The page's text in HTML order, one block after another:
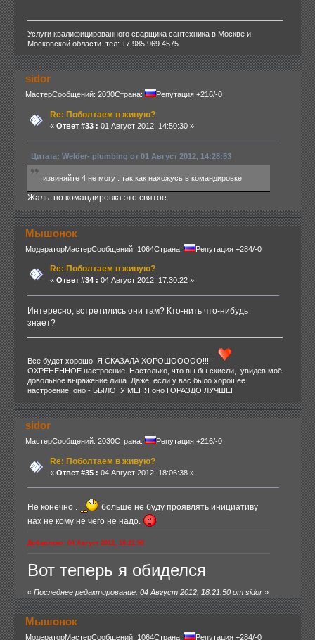
Услуги квалифицированного сварщика сантехника в Москве и
Московской области. тел: +7 985 969 4575
sidor
МастерСообщений: 2030Страна: Репутация +216/-0
Re: Поболтаем в живую?
« Ответ #33 : 01 Август 2012, 14:50:30 »
Цитата: Welder- plumbing от 01 Август 2012, 14:28:53
извиняйте 4 не могу . так как нахожусь в командировке
Жаль но командировка это святое
Мышонок
МодераторМастерСообщений: 1064Страна: Репутация +284/-0
Re: Поболтаем в живую?
« Ответ #34 : 04 Август 2012, 17:30:22 »
Интересно, встретились они там? Кто-нить что-нибудь
знает?
Все будет хорошо, Я СКАЗАЛА ХОРОШООООО!!!!!
ОХРЕНЕННОЕ настроение. Настолько, что вы бы скисли, увидев моё
довольное выражение лица. Даже, если у вас было хорошее
настроение, оно - БЫЛО. У МЕНЯ оно ГОРАЗДО ЛУЧШЕ!
sidor
МастерСообщений: 2030Страна: Репутация +216/-0
Re: Поболтаем в живую?
« Ответ #35 : 04 Август 2012, 18:06:38 »
Не конечно .
больше не буду проявлять инициативу
нах не кому не чего не надо.
Добавлено: 04 Август 2012, 18:21:50
Вот теперь я обиделся
« Последнее редактирование: 04 Август 2012, 18:21:50 от sidor»
Мышонок
МодераторМастерСообщений: 1064Страна: Репутация +284/-0